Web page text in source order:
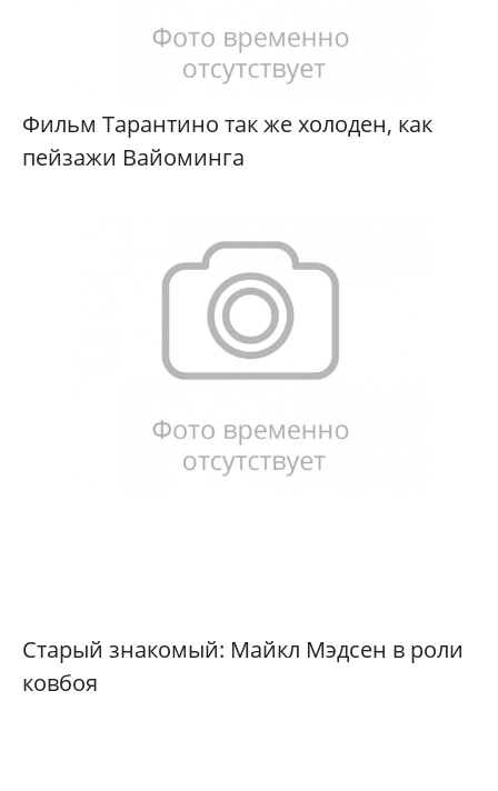
Фильм Тарантино так же холоден, как
пейзажи Вайоминга
Старый знакомый: Майкл Мэдсен в роли
ковбоя